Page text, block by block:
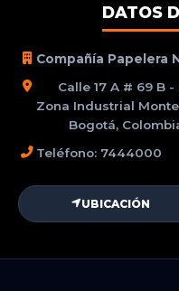
DATOS
Compañía Papelera
Calle 17 A # 69 B -
Zona Industrial
Bogotá,
Teléfono: 7444000
UBICACIÓN